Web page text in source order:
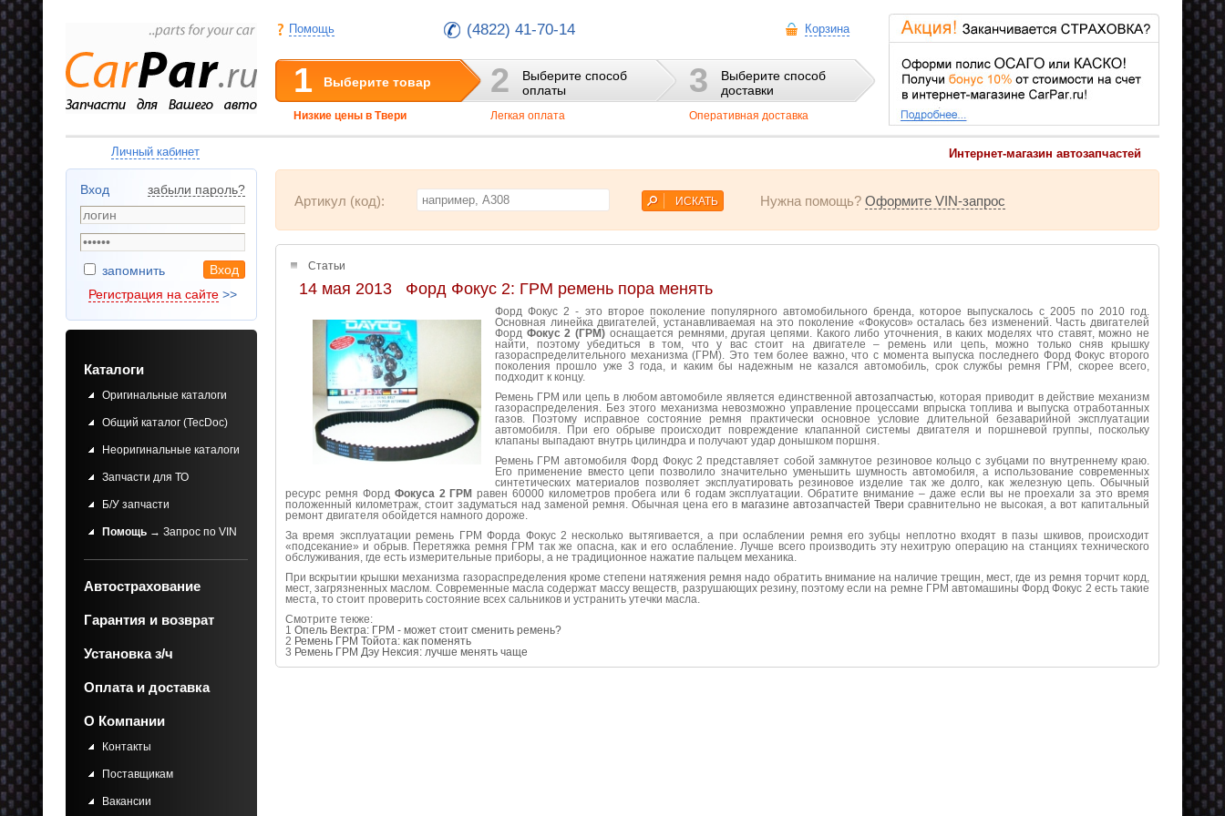
Помощь (4822) 41-70-14 Корзина
1 Выберите товар
Низкие цены в Твери
2
Выберите способ
оплаты
Легкая оплата
3
Выберите способ
доставки
Оперативная доставка
Интернет-магазин автозапчастей
Личный кабинет
Вход забыли пароль?
запомнить
Регистрация на сайте >>
Каталоги
Оригинальные каталоги
Общий каталог (TecDoc)
Неоригинальные каталоги
Запчасти для ТО
Б/У запчасти
Помощь → Запрос по VIN
Автострахование
Гарантия и возврат
Установка з/ч
Оплата и доставка
О Компании
Контакты
Поставщикам
Вакансии
Артикул (код): Нужна помощь? Оформите VIN-запрос
Cтатьи
14 мая 2013 Форд Фокус 2: ГРМ ремень пора менять
Форд Фокус 2 - это второе поколение популярного автомобильного бренда, которое выпускалось с 2005 по 2010 год.
Основная линейка двигателей, устанавливаемая на это поколение «Фокусов» осталась без изменений. Часть двигателей
Форд Фокус 2 (ГРМ) оснащается ремнями, другая цепями. Какого либо уточнения, в каких моделях что ставят, можно не
найти, поэтому убедиться в том, что у вас стоит на двигателе – ремень или цепь, можно только сняв крышку
газораспределительного механизма (ГРМ). Это тем более важно, что с момента выпуска последнего Форд Фокус второго
поколения прошло уже 3 года, и каким бы надежным не казался автомобиль, срок службы ремня ГРМ, скорее всего,
подходит к концу.
Ремень ГРМ или цепь в любом автомобиле является единственнойавтозапчастью, которая приводит в действие механизм
газораспределения. Без этого механизма невозможно управление процессами впрыска топлива и выпуска отработанных
газов. Поэтому исправное состояние ремня практически основное условие длительной безаварийной эксплуатации
автомобиля. При его обрыве происходит повреждение клапанной системы двигателя и поршневой группы, поскольку
клапаны выпадают внутрь цилиндра и получают удар донышком поршня.
Ремень ГРМ автомобиля Форд Фокус 2 представляет собой замкнутое резиновое кольцо с зубцами по внутреннему краю.
Его применение вместо цепи позволило значительно уменьшить шумность автомобиля, а использование современных
синтетических материалов позволяет эксплуатировать резиновое изделие так же долго, как железную цепь. Обычный
ресурс ремня Форд Фокуса 2 ГРМ равен 60000 километров пробега или 6 годам эксплуатации. Обратите внимание – даже если вы не проехали за это время
положенный километраж, стоит задуматься над заменой ремня. Обычная цена его в магазине автозапчастей Твери сравнительно не высокая, а вот капитальный
ремонт двигателя обойдется намного дороже.
За время эксплуатации ремень ГРМ Форда Фокус 2 несколько вытягивается, а при ослаблении ремня его зубцы неплотно входят в пазы шкивов, происходит
«подсекание» и обрыв. Перетяжка ремня ГРМ так же опасна, как и его ослабление. Лучше всего производить эту нехитрую операцию на станциях технического
обслуживания, где есть измерительные приборы, а не традиционное нажатие пальцем механика.
При вскрытии крышки механизма газораспределения кроме степени натяжения ремня надо обратить внимание на наличие трещин, мест, где из ремня торчит корд,
мест, загрязненных маслом. Современные масла содержат массу веществ, разрушающих резину, поэтому если на ремне ГРМ автомашины Форд Фокус 2 есть такие
места, то стоит проверить состояние всех сальников и устранить утечки масла.
Смотрите текже:
1 Опель Вектра: ГРМ - может стоит сменить ремень?
2 Ремень ГРМ Тойота: как поменять
3 Ремень ГРМ Дэу Нексия: лучше менять чаще